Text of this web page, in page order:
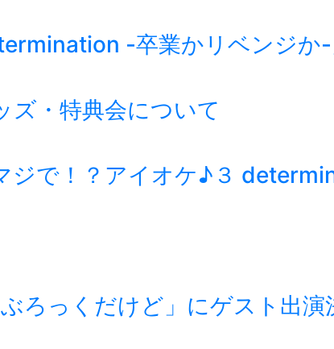
-卒業かリベンジか
ズ・特典会について
ジで！？アイオケ♪３
ろっくだけど」にゲスト出演